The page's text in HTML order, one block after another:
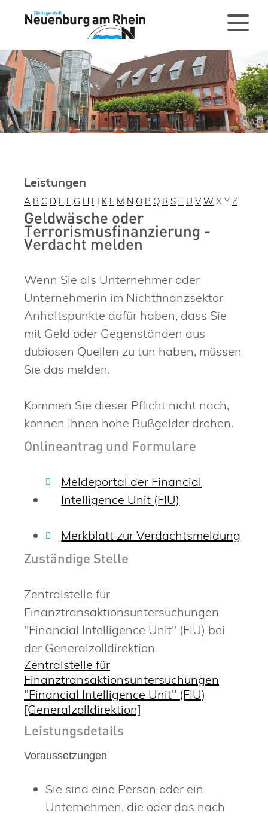
Leistungen
A B C D E F G H I J K L M N O P Q R S T U V W X Y Z
Geldwäsche oder
Terrorismusfinanzierung -
Verdacht melden
Wenn Sie als Unternehmer oder
Unternehmerin im Nichtfinanzsektor
Anhaltspunkte dafür haben, dass Sie
mit Geld oder Gegenständen aus
dubiosen Quellen zu tun haben, müssen
Sie das melden.
Kommen Sie dieser Pflicht nicht nach,
können Ihnen hohe Bußgelder drohen.
Onlineantrag und Formulare
Meldeportal der Financial
Intelligence Unit (FIU)
Merkblatt zur Verdachtsmeldung
Zuständige Stelle
Zentralstelle für
Finanztransaktionsuntersuchungen
"Financial Intelligence Unit" (FIU) bei
der Generalzolldirektion
Zentralstelle für
Finanztransaktionsuntersuchungen
"Financial Intelligence Unit" (FIU)
[Generalzolldirektion]
Leistungsdetails
Voraussetzungen
Sie sind eine Person oder ein
Unternehmen, die oder das nach